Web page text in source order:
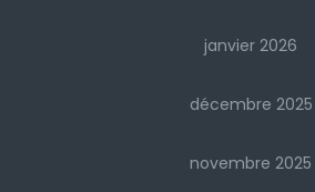
janvier 2026
décembre 2025
novembre 2025